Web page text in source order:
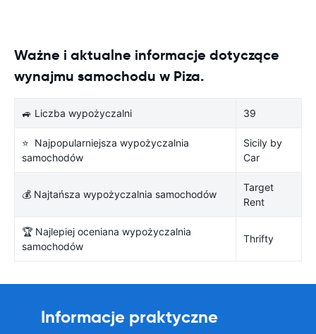
Ważne i aktualne informacje dotyczące
wynajmu samochodu w Piza.
🚙 Liczba wypożyczalni 39
⭐ Najpopularniejsza wypożyczalnia
samochodów
Sicily by
Car
💰 Najtańsza wypożyczalnia samochodów
Target
Rent
🏆 Najlepiej oceniana wypożyczalnia
samochodów
Thrifty
Informacje praktyczne